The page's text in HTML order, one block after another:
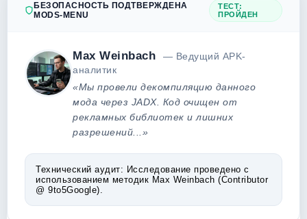
БЕЗОПАСНОСТЬ ПОДТВЕРЖДЕНА
MODS-MENU
ТЕСТ:
ПРОЙДЕН
Max Weinbach
— Ведущий APK-
аналитик
«Мы провели декомпиляцию данного
мода через JADX. Код очищен от
рекламных библиотек и лишних
разрешений...»
Технический аудит: Исследование проведено с
использованием методик Max Weinbach (Contributor
@ 9to5Google).